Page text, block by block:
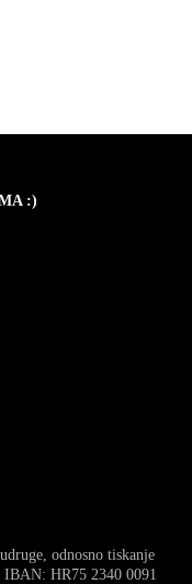
:)
odnosno tiskanje
IBAN: HR75 2340 0091